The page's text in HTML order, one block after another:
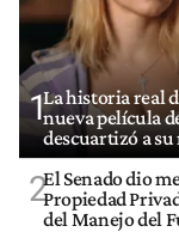
1La historia real
nueva película
descuartizó a
2El Senado dio
Propiedad
del Manejo del